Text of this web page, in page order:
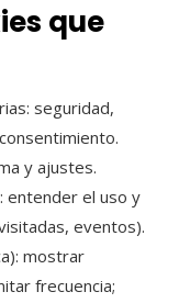
que
seguridad,
y ajustes.
entender el uso y
eventos).
mostrar
frecuencia;